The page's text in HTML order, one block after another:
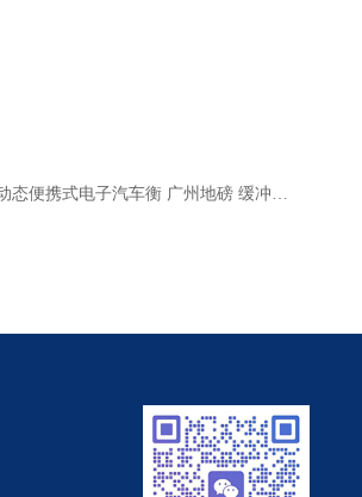
携式电子汽车衡 广州地磅 缓冲称 报警电子称